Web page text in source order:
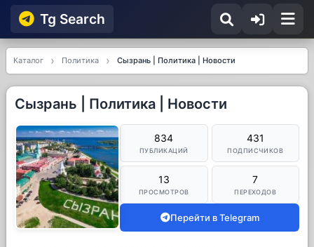
Tg Searсh
Каталог Политика Сызрань | Политика | Новости
Сызрань | Политика | Новости
834
ПУБЛИКАЦИЙ
431
ПОДПИСЧИКОВ
13
ПРОСМОТРОВ
7
ПЕРЕХОДОВ
Перейти в Telegram